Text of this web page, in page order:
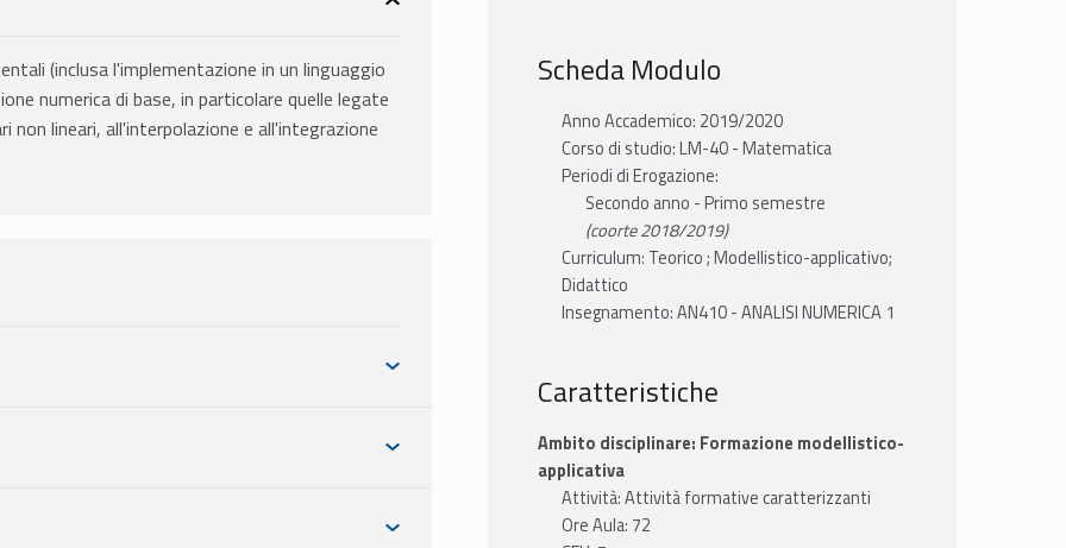
(inclusa l'implementazione in un linguaggio
numerica di base, in particolare quelle legate
non lineari, all'interpolazione e all'integrazione
Scheda Modulo
Anno Accademico: 2019/2020
Corso di studio: LM-40 - Matematica
Periodi di Erogazione:
Secondo anno - Primo semestre
(coorte 2018/2019)
Curriculum: Teorico ; Modellistico-applicativo;
Didattico
Insegnamento: AN410 - ANALISI NUMERICA 1
Caratteristiche
Ambito disciplinare: Formazione modellistico-
applicativa
Attività: Attività formative caratterizzanti
Ore Aula: 72